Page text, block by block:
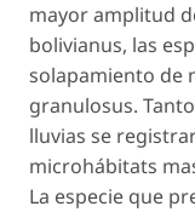
mayor amplitud
bolivianus, las
solapamiento de
granulosus.
lluvias se
microhábitats
La especie que